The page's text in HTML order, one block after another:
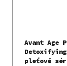
Avant Age
pleťové